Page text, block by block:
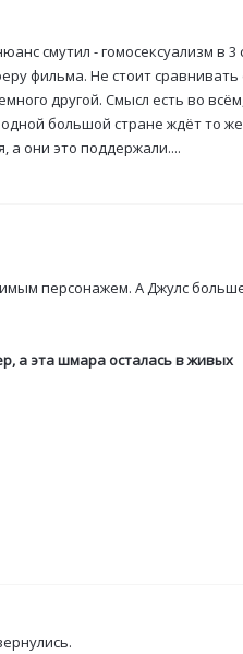
смутил - гомосексуализм в
фильма. Не стоит сравнивать
большой стране ждёт то
а они это поддержали....
персонажем. А Джулс
а эта шмара осталась в живых